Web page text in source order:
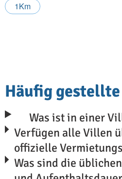
1Km
Häufig gestellte
Was ist in einer
Verfügen alle Villen
offizielle
Was sind die